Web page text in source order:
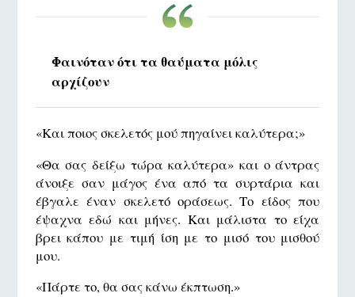
Φαινόταν ότι τα θαύματα μόλις
αρχίζουν
«Και ποιος σκελετός μού πηγαίνει καλύτερα;»
«Θα σας δείξω τώρα καλύτερα» και ο άντρας
άνοιξε σαν μάγος ένα από τα συρτάρια και
έβγαλε έναν σκελετό οράσεως. Το είδος που
έψαχνα εδώ και μήνες. Και μάλιστα το είχα
βρει κάπου με τιμή ίση με το μισό του μισθού
μου.
«Πάρτε το, θα σας κάνω έκπτωση.»